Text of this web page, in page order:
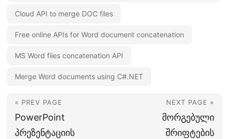
Cloud API to merge DOC files
Free online APIs for Word document concatenation
MS Word files concatenation API
Merge Word documents using C#.NET
« PREV PAGE
PowerPoint
პრეზენტაციის
NEXT PAGE »
მორგებული
შრიფტების